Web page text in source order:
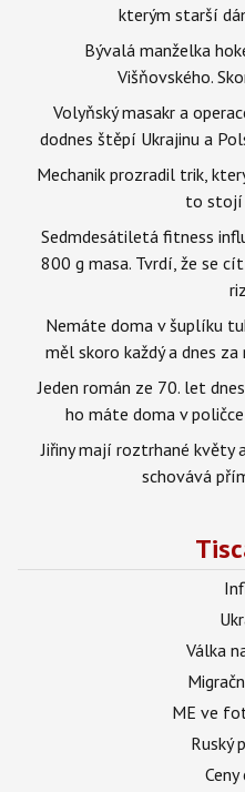
kterým starší
Bývalá manželka
Višňovského.
Volyňský masakr a
dodnes štěpí Ukrajinu a
Mechanik prozradil trik,
to stojí
Sedmdesátiletá fitness
800 g masa. Tvrdí, že se
Nemáte doma v šuplíku
měl skoro každý a dnes
Jeden román ze 70. let
ho máte doma v
Jiřiny mají roztrhané květy
schovává
Válka
ME ve
Ruský